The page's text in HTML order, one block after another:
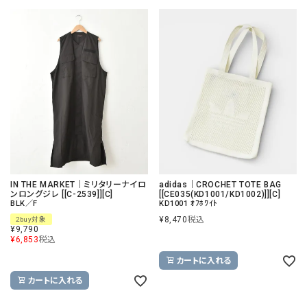
IN THE MARKET｜ミリタリーナイロ
ンロングジレ [[C-2539]][C]
BLK／F
2buy対象
¥9,790
¥6,853税込
カートに入れる
adidas｜CROCHET TOTE BAG
[[CE035(KD1001/KD1002)]][C]
KD1001 ｵﾌﾎﾜｲﾄ
¥8,470税込
カートに入れる